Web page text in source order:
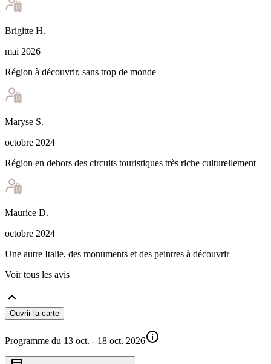
Brigitte H.
mai 2026
Région à découvrir, sans trop de monde
Maryse S.
octobre 2024
Région en dehors des circuits touristiques très riche culturellement
Maurice D.
octobre 2024
Une autre Italie, des monuments et des peintres à découvrir
Voir tous les avis
Ouvrir la carte
Programme du 13 oct. - 18 oct. 2026